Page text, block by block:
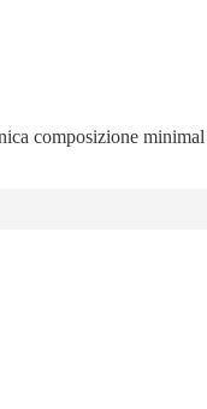
composizione minimal